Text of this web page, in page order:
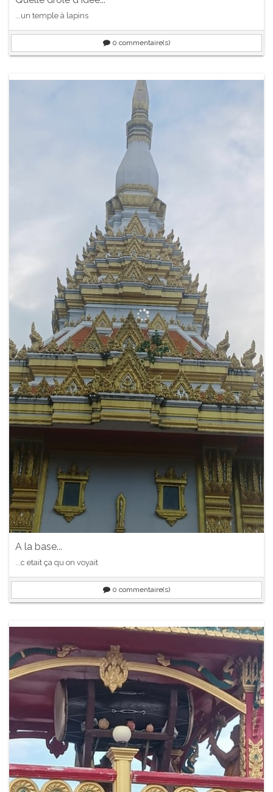
...un temple à lapins
0 commentaire(s)
A la base...
...c etait ça qu on voyait
0 commentaire(s)